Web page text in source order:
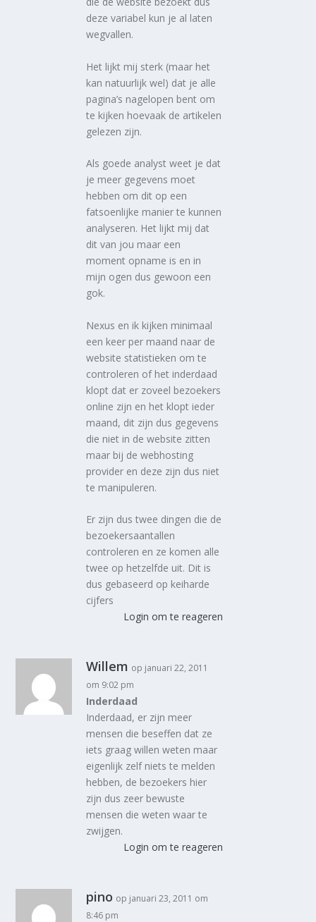
deze variabel kun je al laten
wegvallen.
Het lijkt mij sterk (maar het
kan natuurlijk wel) dat je alle
pagina’s nagelopen bent om
te kijken hoevaak de artikelen
gelezen zijn.
Als goede analyst weet je dat
je meer gegevens moet
hebben om dit op een
fatsoenlijke manier te kunnen
analyseren. Het lijkt mij dat
dit van jou maar een
moment opname is en in
mijn ogen dus gewoon een
gok.
Nexus en ik kijken minimaal
een keer per maand naar de
website statistieken om te
controleren of het inderdaad
klopt dat er zoveel bezoekers
online zijn en het klopt ieder
maand, dit zijn dus gegevens
die niet in de website zitten
maar bij de webhosting
provider en deze zijn dus niet
te manipuleren.
Er zijn dus twee dingen die de
bezoekersaantallen
controleren en ze komen alle
twee op hetzelfde uit. Dit is
dus gebaseerd op keiharde
cijfers
Login om te reageren
Willem op januari 22, 2011
om 9:02 pm
Inderdaad
Inderdaad, er zijn meer
mensen die beseffen dat ze
iets graag willen weten maar
eigenlijk zelf niets te melden
hebben, de bezoekers hier
zijn dus zeer bewuste
mensen die weten waar te
zwijgen.
Login om te reageren
pino op januari 23, 2011 om
8:46 pm